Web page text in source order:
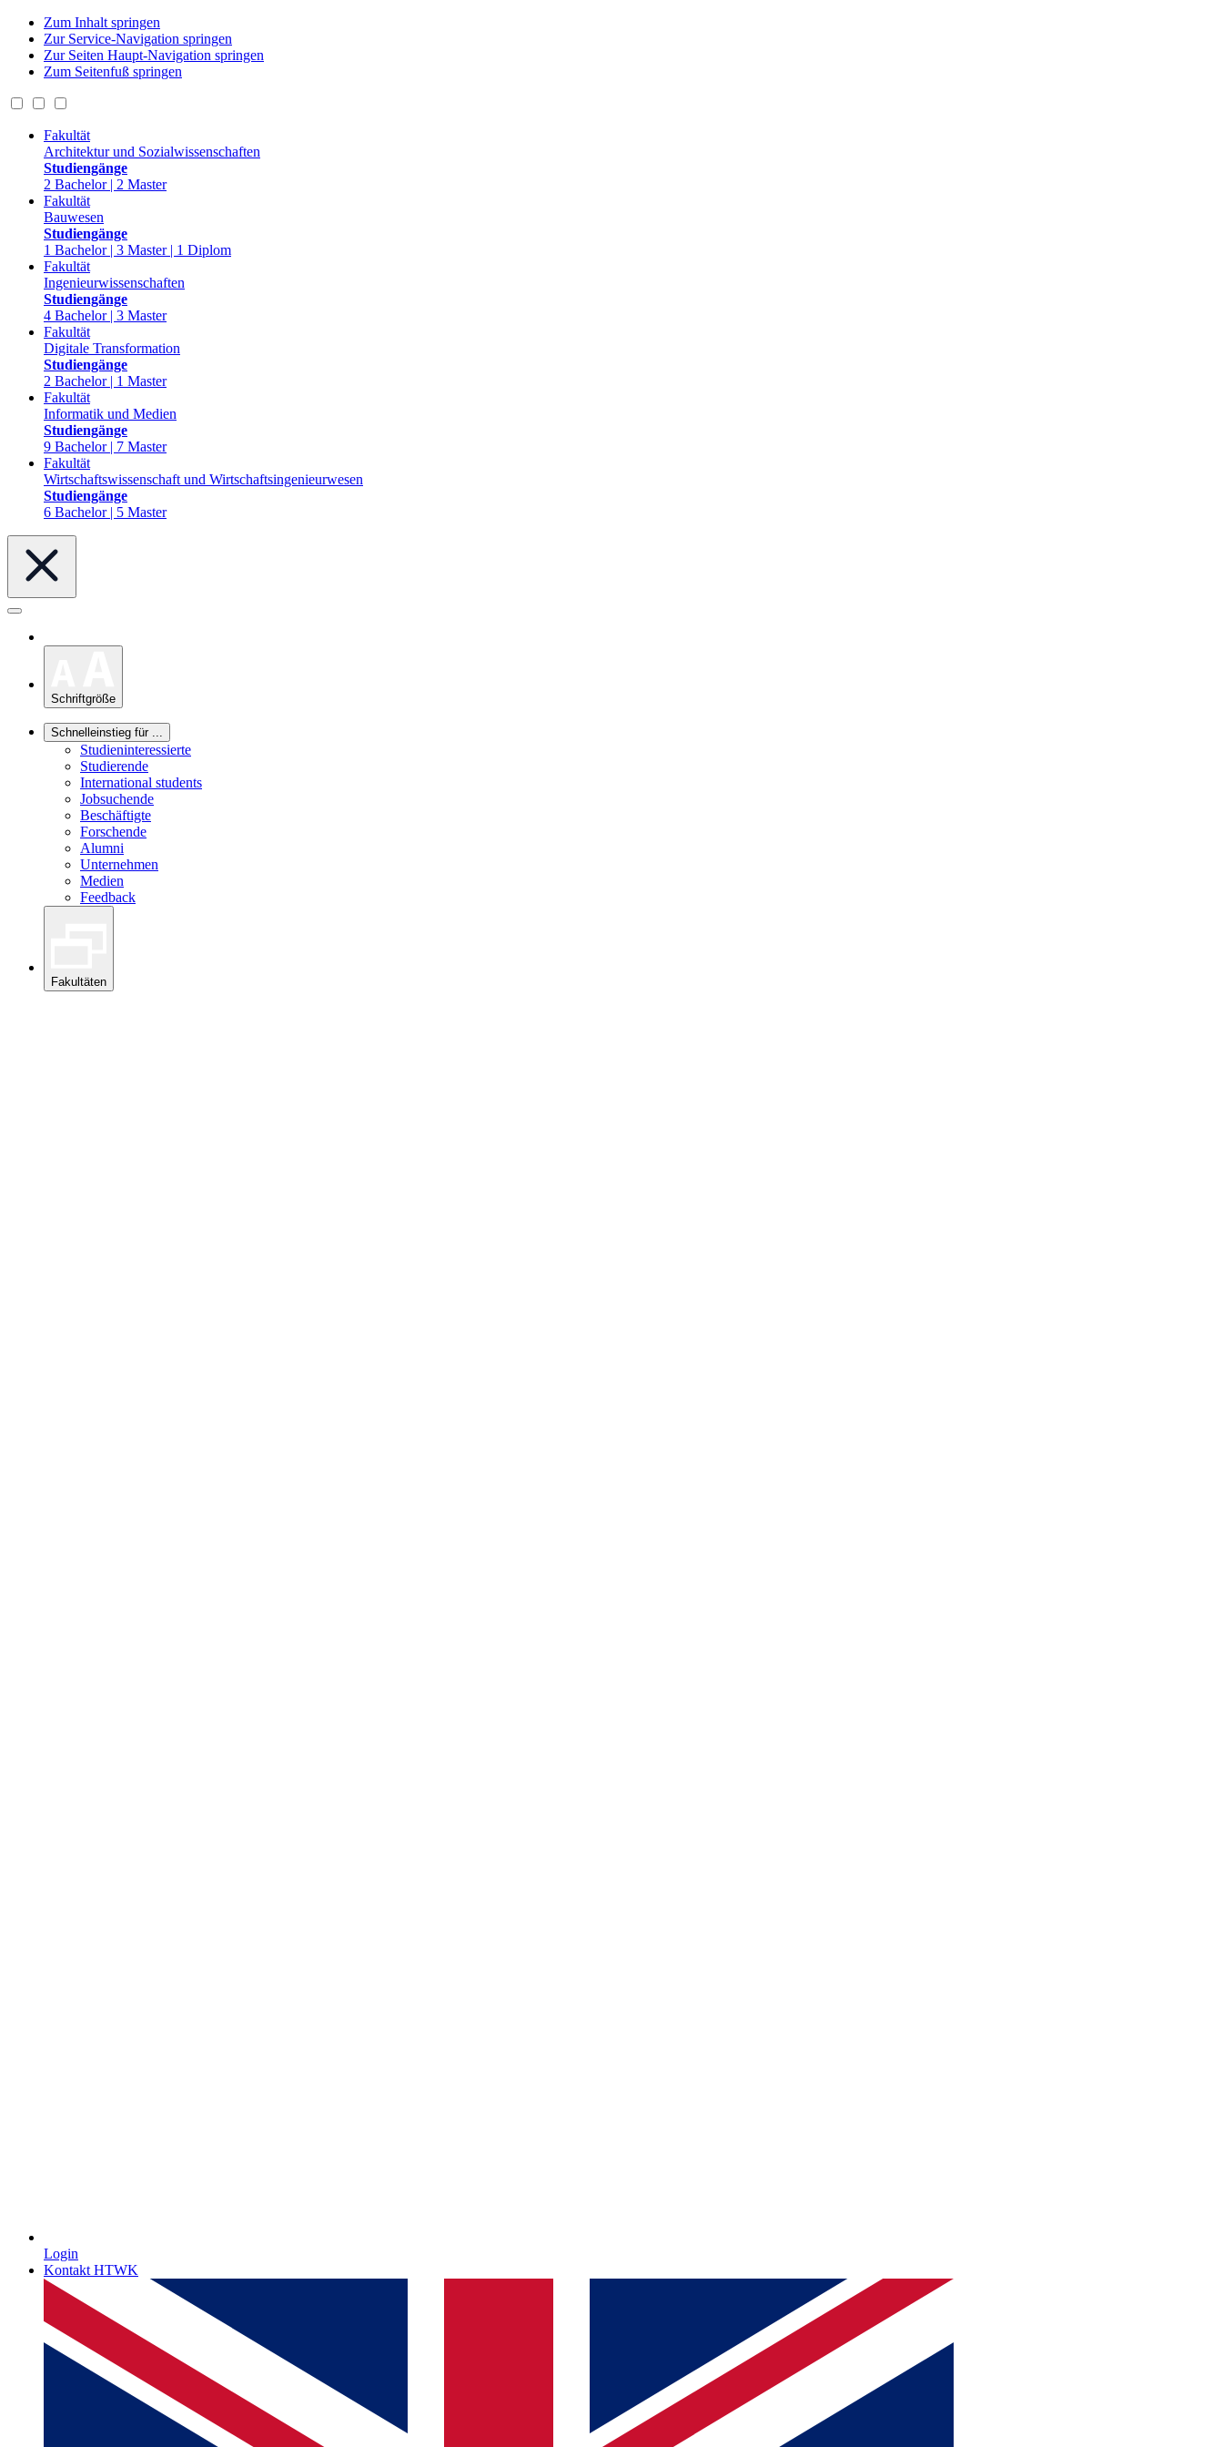
Zum Inhalt springen
Zur Service-Navigation springen
Zur Seiten Haupt-Navigation springen
Zum Seitenfuß springen
Fakultät
Architektur und Sozialwissenschaften
Studiengänge
2 Bachelor | 2 Master
Fakultät
Bauwesen
Studiengänge
1 Bachelor | 3 Master | 1 Diplom
Fakultät
Ingenieurwissenschaften
Studiengänge
4 Bachelor | 3 Master
Fakultät
Digitale Transformation
Studiengänge
2 Bachelor | 1 Master
Fakultät
Informatik und Medien
Studiengänge
9 Bachelor | 7 Master
Fakultät
Wirtschaftswissenschaft und Wirtschaftsingenieurwesen
Studiengänge
6 Bachelor | 5 Master
Schriftgröße
Schnelleinstieg für ...
Studieninteressierte
Studierende
International students
Jobsuchende
Beschäftigte
Forschende
Alumni
Unternehmen
Medien
Feedback
Fakultäten
Login
Kontakt HTWK